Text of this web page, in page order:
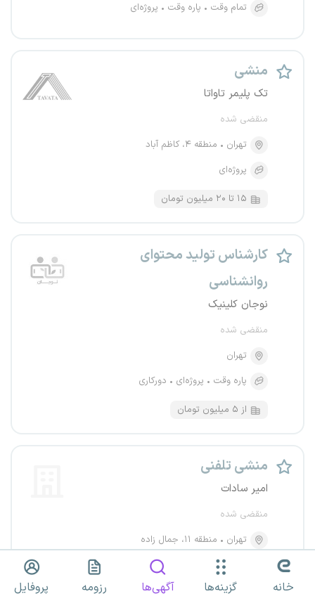
تمام وقت
پاره وقت پروژه‌ای
منشی
تک پلیمر تاواتا
منقضی شده
تهران
منطقه ۴، کاظم آباد
پروژه‌ای
۱۵ تا ۲۰ میلیون تومان
کارشناس تولید محتوای
روانشناسی
نوجان کلینیک
منقضی شده
تهران
پاره وقت
پروژه‌ای دورکاری
از ۵ میلیون تومان
منشی تلفنی
امیر سادات
منقضی شده
تهران
منطقه ۱۱، جمال زاده
تمام وقت
دورکاری
خانه گزینه‌ها آگهی‌ها رزومه پروفایل